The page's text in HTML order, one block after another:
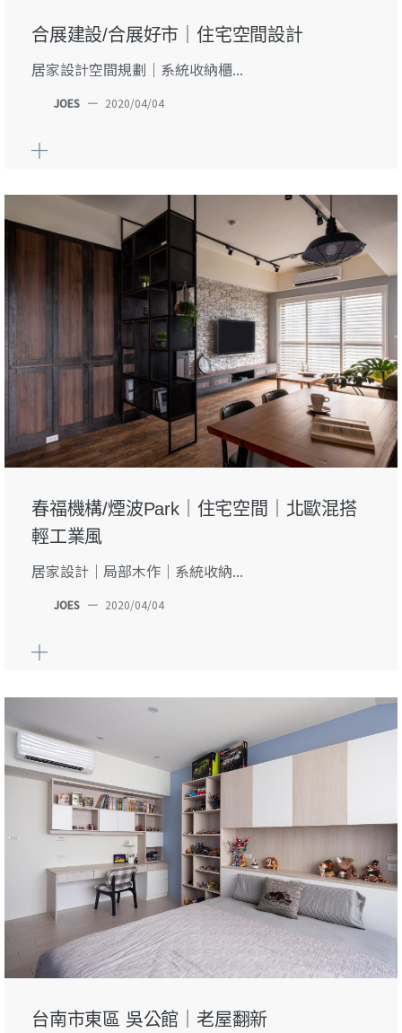
合展建設/合展好市｜住宅空間設計
居家設計空間規劃｜系統收納櫃...
JOES — 2020/04/04
春福機構/煙波Park｜住宅空間｜北歐混搭
輕工業風
居家設計｜局部木作｜系統收納...
JOES — 2020/04/04
台南市東區 吳公館｜老屋翻新